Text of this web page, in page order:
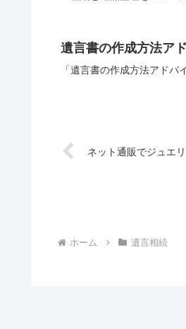
遺言書の作成方法ア
「遺言書の作成方法アド
ネット通販でジュエ
ホーム 遺言相続